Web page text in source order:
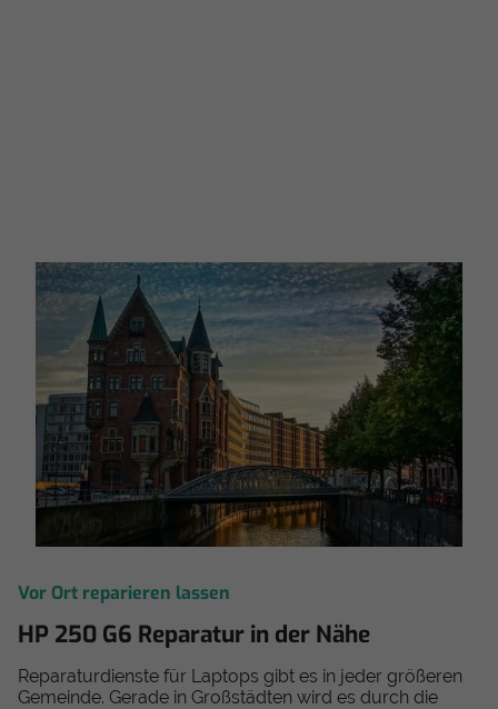
Vor Ort reparieren lassen
HP 250 G6 Reparatur in der Nähe
Reparaturdienste für Laptops gibt es in jeder größeren
Gemeinde. Gerade in Großstädten wird es durch die